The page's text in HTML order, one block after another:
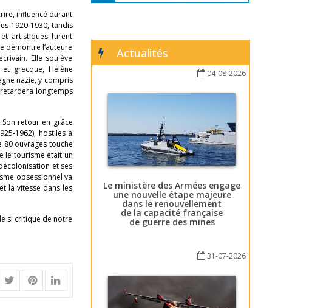
influencé durant
1920-1930, tandis
artistiques furent
démontre l’auteure
Elle soulève
grecque, Hélène
nazie, y compris
retardera longtemps
retour en grâce
1962), hostiles à
ouvrages touche
le tourisme était un
et ses
obsessionnel va
la vitesse dans les
si critique de notre
Actualités
04-08-2026
Le ministère des Armées engage
une nouvelle étape majeure
dans le renouvellement
de la capacité française
de guerre des mines
31-07-2026